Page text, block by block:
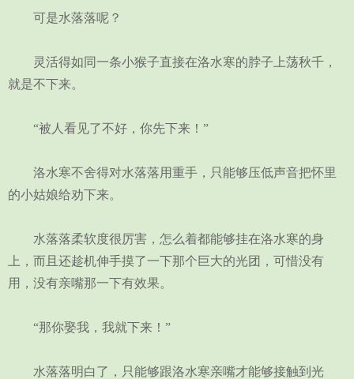
可是水落落呢？
灵活得如同一条小猴子直接在洛水寒的脖子上荡秋千，
就是不下来。
“被人看见了不好，你先下来！”
洛水寒不舍得对水落落用重手，只能够压低声音把怀里
的小姑娘给劝下来。
水落落柔软度很厉害，怎么着都能够挂在洛水寒的身
上，而且还趁机伸手摸了一下那个巨大的光团，可惜没有
用，没有亲嘴那一下有效果。
“那你娶我，我就下来！”
水落落明白了，只能够跟洛水寒亲嘴才能够接触到光